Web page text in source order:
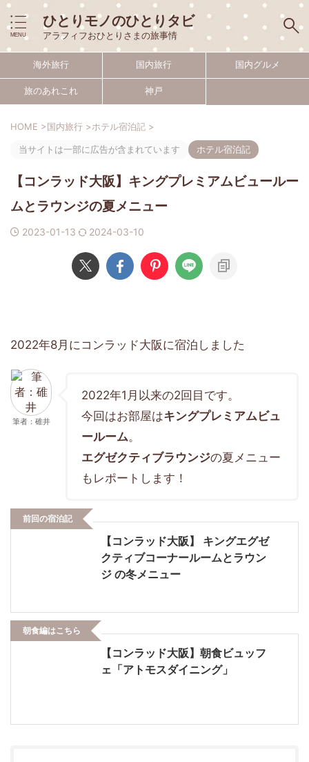
ひとりモノのひとりタビ
アラフィフおひとりさまの旅事情
海外旅行 国内旅行 国内グルメ
旅のあれこれ 神戸
HOME >国内旅行 >ホテル宿泊記 >
当サイトは一部に広告が含まれています ホテル宿泊記
【コンラッド大阪】キングプレミアムビュールー
ムとラウンジの夏メニュー
2023-01-13 2024-03-10
2022年8月にコンラッド大阪に宿泊しました
筆者：碓井
2022年1月以来の2回目です。
今回はお部屋はキングプレミアムビュ
ールーム。
エグゼクティブラウンジの夏メニュー
もレポートします！
前回の宿泊記
【コンラッド大阪】 キングエグゼ
クティブコーナールームとラウン
ジ の冬メニュー
朝食編はこちら
【コンラッド大阪】朝食ビュッフ
ェ「アトモスダイニング」